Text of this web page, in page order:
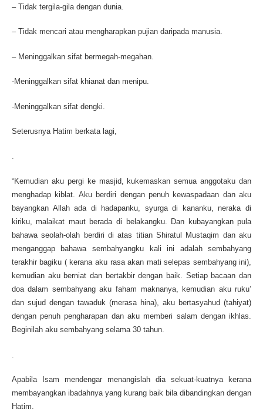
– Tidak tergila-gila dengan dunia.
– Tidak mencari atau mengharapkan pujian daripada manusia.
– Meninggalkan sifat bermegah-megahan.
-Meninggalkan sifat khianat dan menipu.
-Meninggalkan sifat dengki.
Seterusnya Hatim berkata lagi,
“Kemudian aku pergi ke masjid, kukemaskan semua anggotaku dan
menghadap kiblat. Aku berdiri dengan penuh kewaspadaan dan aku
bayangkan Allah ada di hadapanku, syurga di kananku, neraka di
kiriku, malaikat maut berada di belakangku. Dan kubayangkan pula
bahawa seolah-olah berdiri di atas titian Shiratul Mustaqim dan aku
menganggap bahawa sembahyangku kali ini adalah sembahyang
terakhir bagiku ( kerana aku rasa akan mati selepas sembahyang ini),
kemudian aku berniat dan bertakbir dengan baik. Setiap bacaan dan
doa dalam sembahyang aku faham maknanya, kemudian aku ruku’
dan sujud dengan tawaduk (merasa hina), aku bertasyahud (tahiyat)
dengan penuh pengharapan dan aku memberi salam dengan ikhlas.
Beginilah aku sembahyang selama 30 tahun.
Apabila Isam mendengar menangislah dia sekuat-kuatnya kerana
membayangkan ibadahnya yang kurang baik bila dibandingkan dengan
Hatim.